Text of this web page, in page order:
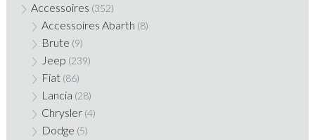
Accessoires (352)
Accessoires Abarth (8)
Brute (9)
Jeep (239)
Fiat (86)
Lancia (28)
Chrysler (4)
Dodge (5)